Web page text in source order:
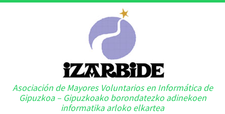
Asociación de Mayores Voluntarios en Informática de
Gipuzkoa – Gipuzkoako borondatezko adinekoen
informatika arloko elkartea